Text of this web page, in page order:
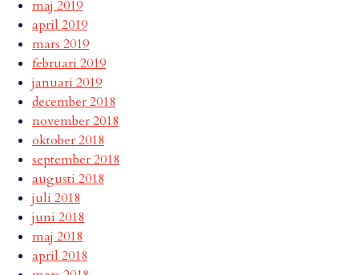
maj 2019
april 2019
mars 2019
februari 2019
januari 2019
december 2018
november 2018
oktober 2018
september 2018
augusti 2018
juli 2018
juni 2018
maj 2018
april 2018